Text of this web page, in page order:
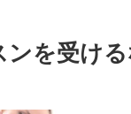
を受け